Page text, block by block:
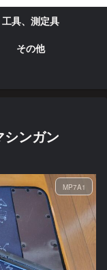
工具、測定具
その他
ンガン
MP7A1